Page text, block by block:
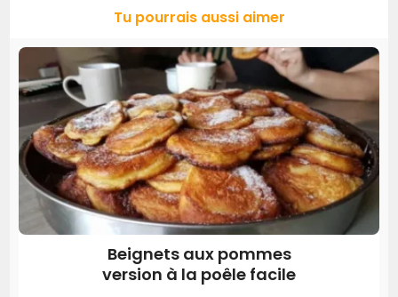
Tu pourrais aussi aimer
Beignets aux pommes
version à la poêle facile